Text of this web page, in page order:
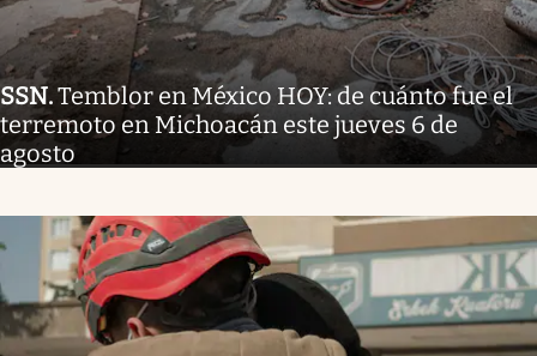
SSN.Temblor en México HOY: de cuánto fue el
terremoto en Michoacán este jueves 6 de
agosto